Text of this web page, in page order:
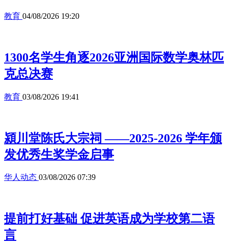
教育 04/08/2026 19:20
1300名学生角逐2026亚洲国际数学奥林匹
克总决赛
教育 03/08/2026 19:41
潁川堂陈氏大宗祠 ——2025-2026 学年颁
发优秀生奖学金启事
华人动态 03/08/2026 07:39
提前打好基础 促进英语成为学校第二语
言